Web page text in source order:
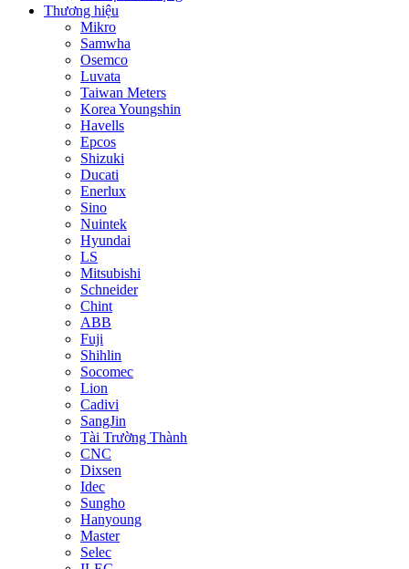
Thương hiệu
Mikro
Samwha
Osemco
Luvata
Taiwan Meters
Korea Youngshin
Havells
Epcos
Shizuki
Ducati
Enerlux
Sino
Nuintek
Hyundai
LS
Mitsubishi
Schneider
Chint
ABB
Fuji
Shihlin
Socomec
Lion
Cadivi
SangJin
Tài Trường Thành
CNC
Dixsen
Idec
Sungho
Hanyoung
Master
Selec